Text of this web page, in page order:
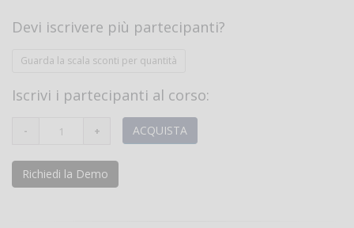
Devi iscrivere più partecipanti?
Guarda la scala sconti per quantità
Iscrivi i partecipanti al corso:
ACQUISTA
Richiedi la Demo